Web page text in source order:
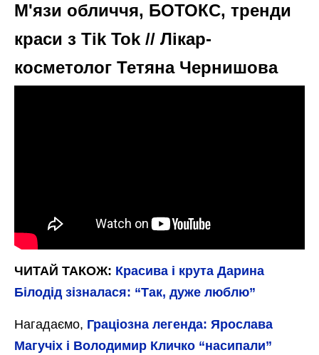
М'язи обличчя, БОТОКС, тренди
краси з Tik Tok // Лікар-
косметолог Тетяна Чернишова
ЧИТАЙ ТАКОЖ: Красива і крута Дарина
Білодід зізналася: “Так, дуже люблю”
Нагадаємо, Граціозна легенда: Ярослава
Магучіх і Володимир Кличко “насипали”